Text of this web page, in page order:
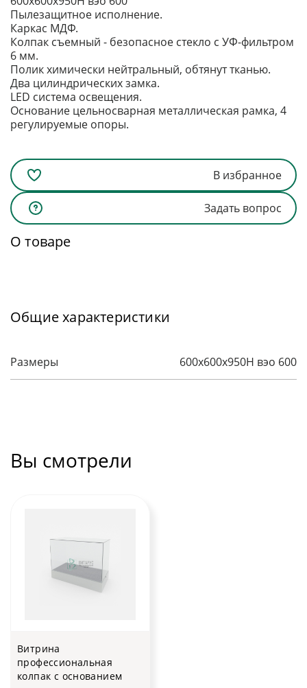
Пылезащитное исполнение.
Каркас МДФ.
Колпак съемный - безопасное стекло с УФ-фильтром
6 мм.
Полик химически нейтральный, обтянут тканью.
Два цилиндрических замка.
LED система освещения.
Основание цельносварная металлическая рамка, 4
регулируемые опоры.
В избранное
Задать вопрос
О товаре
Общие характеристики
Размеры 600x600x950H вэо 600
Вы смотрели
Витрина
профессиональная
колпак с основанием